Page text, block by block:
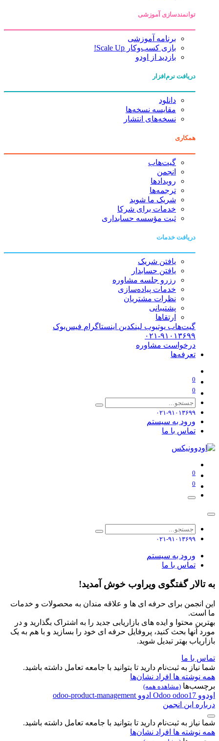
توانمندسازی آموزشی
برنامه آموزشی
بازی کسب‌وکار Scale Up!
بازدید از اودو
دریافت نرم‌افزار
دانلود
مقایسه نسخه‌ها
نسخه‌های انتشار
همکاری
گیت‌هاب
انجمن
رویدادها
ترجمه‌ها
شریک ما شوید
خدمات برای شرکا
ثبت مؤسسه حسابداری
دریافت خدمات
یافتن شریک
یافتن حسابدار
رزرو جلسه مشاوره
خدمات پیاده‌سازی
نظرات مشتریان
پشتیبانی
ارتقاها
گیت‌هاب یوتیوب لینکدین اینستاگرام فیس‌بوک
۰۲۱-۹۱۰۱۳۶۹۹
درخواست مشاوره
تعرفه‌ها
0
0
۰۲۱-۹۱۰۱۳۶۹۹
ورود به سیستم
تماس با ما
0
0
۰۲۱-۹۱۰۱۳۶۹۹
ورود به سیستم
تماس با ما
به تالار گفتگوی ویراوب خوش آمدید!
این انجمن برای حرفه ای ها و علاقه مندان به محصولات و خدمات
ما است.
بهترین محتوا و ایده های بازاریابی جدید را به اشتراک بگذارید و در
مورد آنها بحث کنید، پروفایل حرفه ای خود را بسازید و با هم به یک
بازاریاب بهتر تبدیل شوید.
تماس با ما
شما نیاز به ثبت‌نام دارید تا بتوانید با جامعه تعامل داشته باشید.
همه نوشته ها افراد نشان‌ها
برچسب‌ها (مشاهده همه)
اودوو Odoo odoo17 ادوو odoo-product-management
درباره این انجمن
شما نیاز به ثبت‌نام دارید تا بتوانید با جامعه تعامل داشته باشید.
همه نوشته ها افراد نشان‌ها